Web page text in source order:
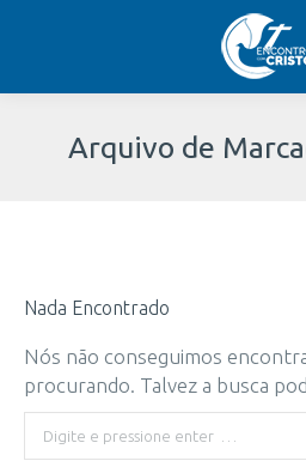
Arquivo de
Nada Encontrado
Nós não conseguimos
procurando. Talvez a busca
Buscar